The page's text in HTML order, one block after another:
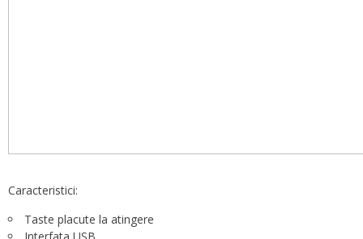
Caracteristici:
Taste placute la atingere